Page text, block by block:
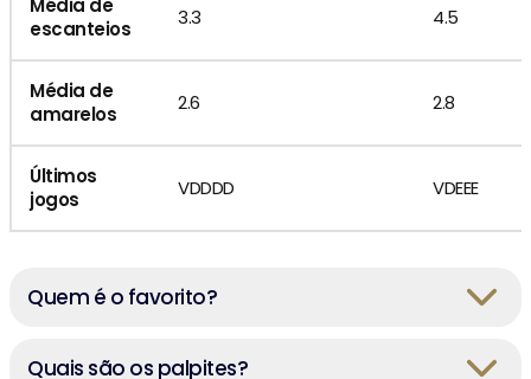
Média de
escanteios
3.3 4.5
Média de
amarelos
2.6 2.8
Últimos
jogos
VDDDD VDEEE
Quem é o favorito?
Quais são os palpites?